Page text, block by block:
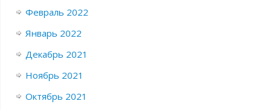
Февраль 2022
Январь 2022
Декабрь 2021
Ноябрь 2021
Октябрь 2021